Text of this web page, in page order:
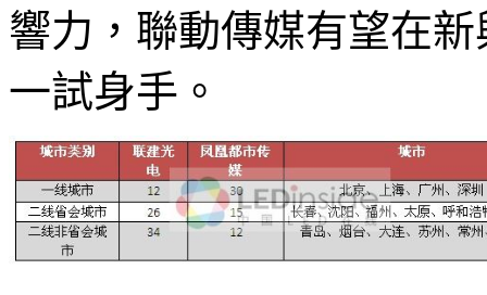
響力，聯動傳媒有望在
一試身手。